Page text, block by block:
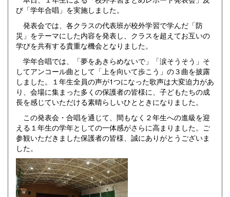
び「学年合唱」を実施しました。
発表会では、各クラスの代表班が校外学習で学んだ「防
災」をテーマにした内容を発表し、クラスを超えてお互いの
学びを共有する貴重な機会となりました。
学年合唱では、「夢をあきらめないで」「涙そうそう」そ
してアンコール曲として「上を向いて歩こう」の３曲を披露
しました。１年生全員の声が1つになった歌声は大変迫力があ
り、会場に集まった多くの保護者の皆様に、子どもたちの成
長を感じていただける素晴らしいひとときになりました。
この発表会・合唱を通じて、間もなく２年生への進級を迎
える１年生の学年としての一体感がさらに高まりました。ご
参観いただきました保護者の皆様、誠にありがとうございま
した。